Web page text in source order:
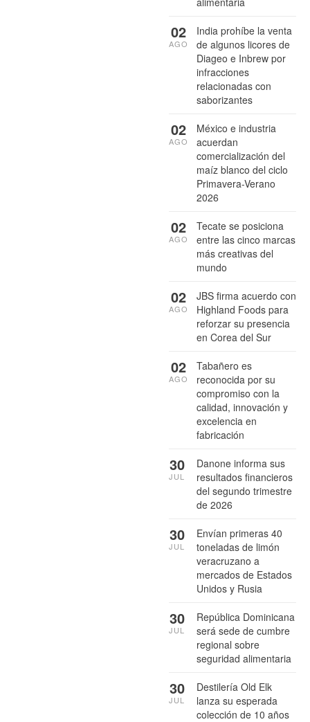
India prohíbe la venta
de algunos licores de
Diageo e Inbrew por
infracciones
relacionadas con
saborizantes
02
AGO
México e industria
acuerdan
comercialización del
maíz blanco del ciclo
Primavera-Verano
2026
02
AGO
Tecate se posiciona
entre las cinco marcas
más creativas del
mundo
02
AGO
JBS firma acuerdo con
Highland Foods para
reforzar su presencia
en Corea del Sur
02
AGO
Tabañero es
reconocida por su
compromiso con la
calidad, innovación y
excelencia en
fabricación
02
AGO
Danone informa sus
resultados financieros
del segundo trimestre
de 2026
30
JUL
Envían primeras 40
toneladas de limón
veracruzano a
mercados de Estados
Unidos y Rusia
30
JUL
República Dominicana
será sede de cumbre
regional sobre
seguridad alimentaria
30
JUL
Destilería Old Elk
lanza su esperada
colección de 10 años
30
JUL